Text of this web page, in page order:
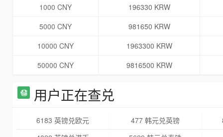
1000 CNY
196330 KRW
5000 CNY
981650 KRW
10000 CNY
1963300 KRW
50000 CNY
9816500 KRW
用户正在查兑
6183 英镑兑欧元 477 韩元兑英镑